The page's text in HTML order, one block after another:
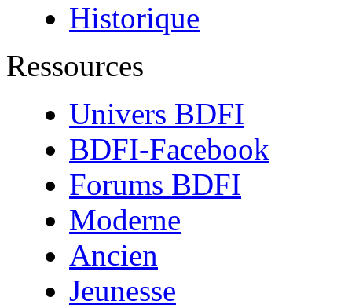
Historique
Ressources
Univers BDFI
BDFI-Facebook
Forums BDFI
Moderne
Ancien
Jeunesse